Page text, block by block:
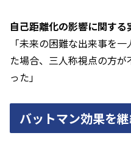
自己距離化の影響に関する
「未来の困難な出来事を
た場合、三人称視点の方
った」
バットマン効果を